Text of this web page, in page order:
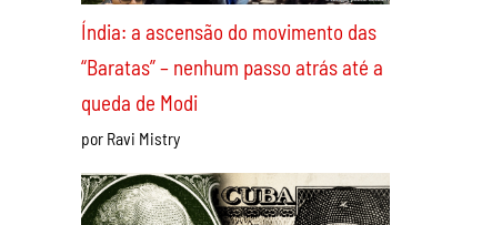
Índia: a ascensão do movimento das